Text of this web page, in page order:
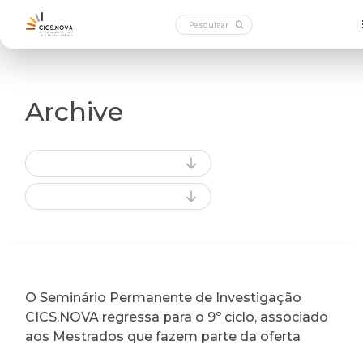
Archive
O Seminário Permanente de Investigação
CICS.NOVA regressa para o 9º ciclo, associado
aos Mestrados que fazem parte da oferta